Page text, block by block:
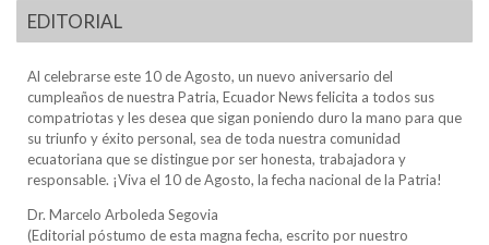
EDITORIAL
Al celebrarse este 10 de Agosto, un nuevo aniversario del
cumpleaños de nuestra Patria, Ecuador News felicita a todos sus
compatriotas y les desea que sigan poniendo duro la mano para que
su triunfo y éxito personal, sea de toda nuestra comunidad
ecuatoriana que se distingue por ser honesta, trabajadora y
responsable. ¡Viva el 10 de Agosto, la fecha nacional de la Patria!
Dr. Marcelo Arboleda Segovia
(Editorial póstumo de esta magna fecha, escrito por nuestro